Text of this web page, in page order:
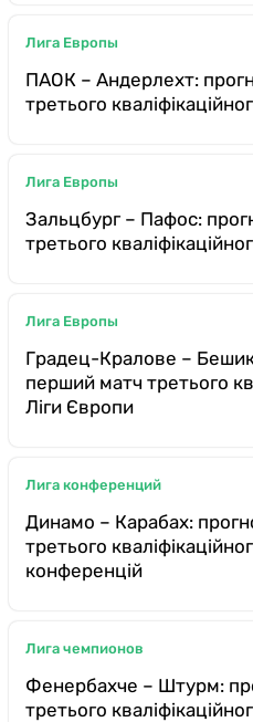
Лига Европы
ПАОК – Андерлехт:
третього
Лига Европы
Зальцбург – Пафос:
третього
Лига Европы
Градец-Кралове –
перший матч третього
Ліги Європи
Лига конференций
Динамо – Карабах:
третього
конференцій
Лига чемпионов
Фенербахче – Штурм:
третього